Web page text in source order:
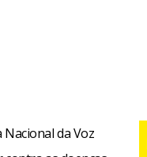
Nacional da Voz